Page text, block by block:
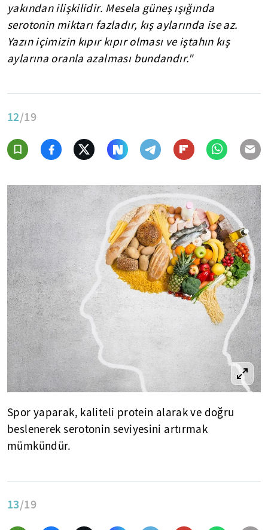
yakından ilişkilidir. Mesela güneş ışığında
serotonin miktarı fazladır, kış aylarında ise az.
Yazın içimizin kıpır kıpır olması ve iştahın kış
aylarına oranla azalması bundandır."
12/19
Spor yaparak, kaliteli protein alarak ve doğru
beslenerek serotonin seviyesini artırmak
mümkündür.
13/19